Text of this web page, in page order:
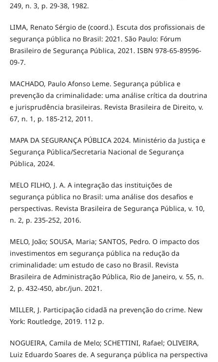
249, n. 3, p. 29-38, 1982.
LIMA, Renato Sérgio de (coord.). Escuta dos profissionais de
segurança pública no Brasil: 2021. São Paulo: Fórum
Brasileiro de Segurança Pública, 2021. ISBN 978-65-89596-
09-7.
MACHADO, Paulo Afonso Leme. Segurança pública e
prevenção da criminalidade: uma análise crítica da doutrina
e jurisprudência brasileiras. Revista Brasileira de Direito, v.
67, n. 1, p. 185-212, 2011.
MAPA DA SEGURANÇA PÚBLICA 2024. Ministério da Justiça e
Segurança Pública/Secretaria Nacional de Segurança
Pública, 2024.
MELO FILHO, J. A. A integração das instituições de
segurança pública no Brasil: uma análise dos desafios e
perspectivas. Revista Brasileira de Segurança Pública, v. 10,
n. 2, p. 235-252, 2016.
MELO, João; SOUSA, Maria; SANTOS, Pedro. O impacto dos
investimentos em segurança pública na redução da
criminalidade: um estudo de caso no Brasil. Revista
Brasileira de Administração Pública, Rio de Janeiro, v. 55, n.
2, p. 432-450, abr./jun. 2021.
MILLER, J. Participação cidadã na prevenção do crime. New
York: Routledge, 2019. 112 p.
NOGUEIRA, Camila de Melo; SCHETTINI, Rafael; OLIVEIRA,
Luiz Eduardo Soares de. A segurança pública na perspectiva